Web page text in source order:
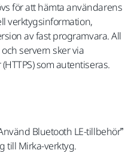
för att hämta användarens
verktygsinformation,
av fast programvara. All
servern sker via
som autentiseras.
Bluetooth LE-tillbehör”
till Mirka-verktyg.